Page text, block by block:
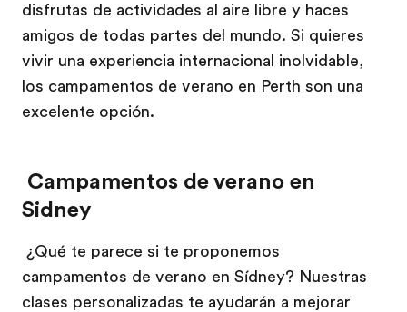
disfrutas de actividades al aire libre y haces
amigos de todas partes del mundo. Si quieres
vivir una experiencia internacional inolvidable,
los campamentos de verano en Perth son una
excelente opción.
Campamentos de verano en
Sidney
¿Qué te parece si te proponemos
campamentos de verano en Sídney? Nuestras
clases personalizadas te ayudarán a mejorar